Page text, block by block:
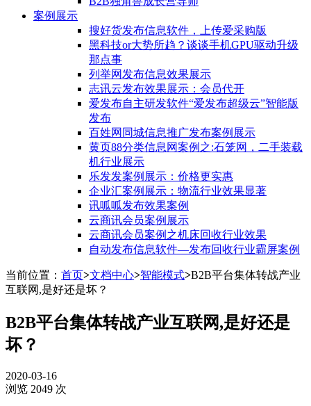
案例展示
搜好货发布信息软件，上传爱采购版
黑科技or大势所趋？谈谈手机GPU驱动升级
那点事
列举网发布信息效果展示
志讯云发布效果展示：会员代开
爱发布自主研发软件“爱发布超级云”智能版
发布
百姓网同城信息推广发布案例展示
黄页88分类信息网案例之:石笼网，二手装载
机行业展示
乐发发案例展示：价格更实惠
企业汇案例展示：物流行业效果显著
讯呱呱发布效果案例
云商讯会员案例展示
云商讯会员案例之机床回收行业效果
自动发布信息软件—发布回收行业霸屏案例
当前位置： 首页>文档中心>智能模式>B2B平台集体转战产业
互联网,是好还是坏？
B2B平台集体转战产业互联网,是好还是
坏？
2020-03-16
浏览 2049 次